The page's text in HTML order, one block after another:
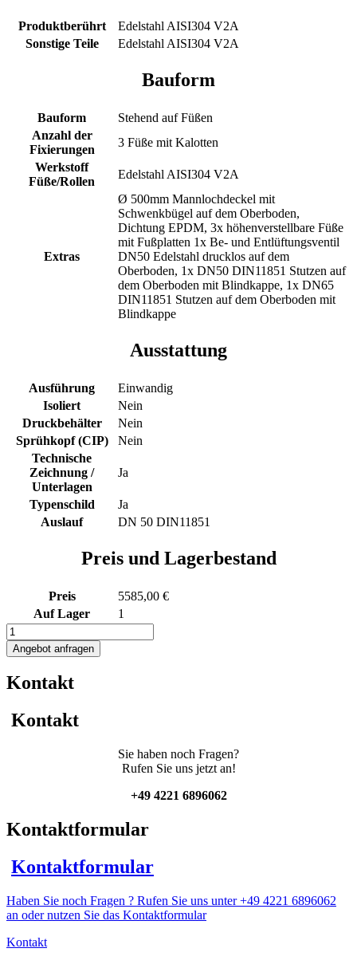
Produktberührt
Edelstahl AISI304 V2A
Sonstige Teile
Edelstahl AISI304 V2A
Bauform
Bauform
Stehend auf Füßen
Anzahl der
Fixierungen
3 Füße mit Kalotten
Werkstoff
Füße/Rollen
Edelstahl AISI304 V2A
Extras
Ø 500mm Mannlochdeckel mit
Schwenkbügel auf dem Oberboden,
Dichtung EPDM, 3x höhenverstellbare Füße
mit Fußplatten 1x Be- und Entlüftungsventil
DN50 Edelstahl drucklos auf dem
Oberboden, 1x DN50 DIN11851 Stutzen auf
dem Oberboden mit Blindkappe, 1x DN65
DIN11851 Stutzen auf dem Oberboden mit
Blindkappe
Ausstattung
Ausführung
Einwandig
Isoliert
Nein
Druckbehälter
Nein
Sprühkopf (CIP)
Nein
Technische
Zeichnung /
Unterlagen
Ja
Typenschild
Ja
Auslauf
DN 50 DIN11851
Preis und Lagerbestand
Preis
5585,00 €
Auf Lager
1
2345L
Edelstahlbehälter
Menge
Angebot anfragen
Kontakt
Kontakt
Sie haben noch Fragen?
Rufen Sie uns jetzt an!
+49 4221 6896062
Kontaktformular
Kontaktformular
Haben Sie noch Fragen ? Rufen Sie uns unter +49 4221 6896062
an oder nutzen Sie das Kontaktformular
Kontakt